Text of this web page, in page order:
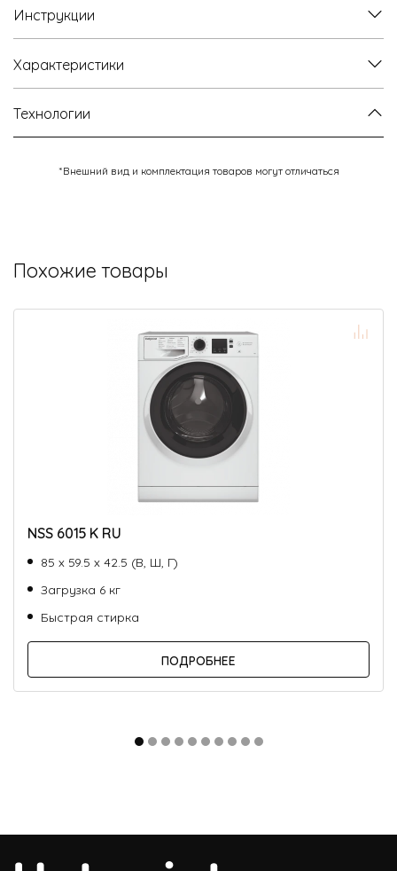
Инструкции
Характеристики
Технологии
*Внешний вид и комплектация товаров могут отличаться
Похожие товары
NSS 6015 K RU
85 х 59.5 х 42.5 (В, Ш, Г)
Загрузка 6 кг
Быстрая стирка
ПОДРОБНЕЕ